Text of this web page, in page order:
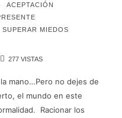
ACEPTACIÓN
SUPERAR MIEDOS
277 VISTAS
mano…Pero no dejes de
el mundo en este
Racionar los